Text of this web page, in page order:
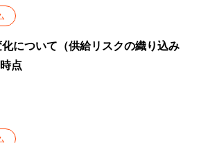
について（供給リスクの織り込み
点